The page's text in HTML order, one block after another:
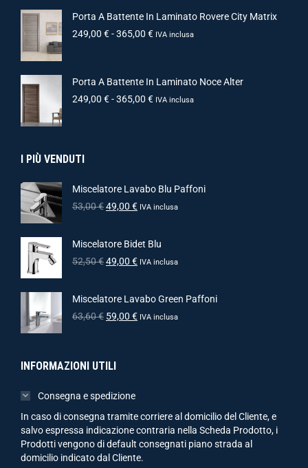
Porta A Battente In Laminato Rovere City Matrix
249,00 €-365,00 € IVA inclusa
Porta A Battente In Laminato Noce Alter
249,00 €-365,00 € IVA inclusa
I PIÙ VENDUTI
Miscelatore Lavabo Blu Paffoni
53,00€49,00 € IVA inclusa
Miscelatore Bidet Blu
52,50€49,00 € IVA inclusa
Miscelatore Lavabo Green Paffoni
63,60€ 59,00 € IVA inclusa
INFORMAZIONI UTILI
Consegna e spedizione
In caso di consegna tramite corriere al domicilio del Cliente, e
salvo espressa indicazione contraria nella Scheda Prodotto, i
Prodotti vengono di default consegnati piano strada al
domicilio indicato dal Cliente.